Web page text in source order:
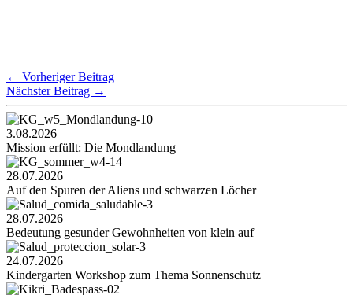
← Vorheriger Beitrag
Nächster Beitrag →
3.08.2026
Mission erfüllt: Die Mondlandung
28.07.2026
Auf den Spuren der Aliens und schwarzen Löcher
28.07.2026
Bedeutung gesunder Gewohnheiten von klein auf
24.07.2026
Kindergarten Workshop zum Thema Sonnenschutz